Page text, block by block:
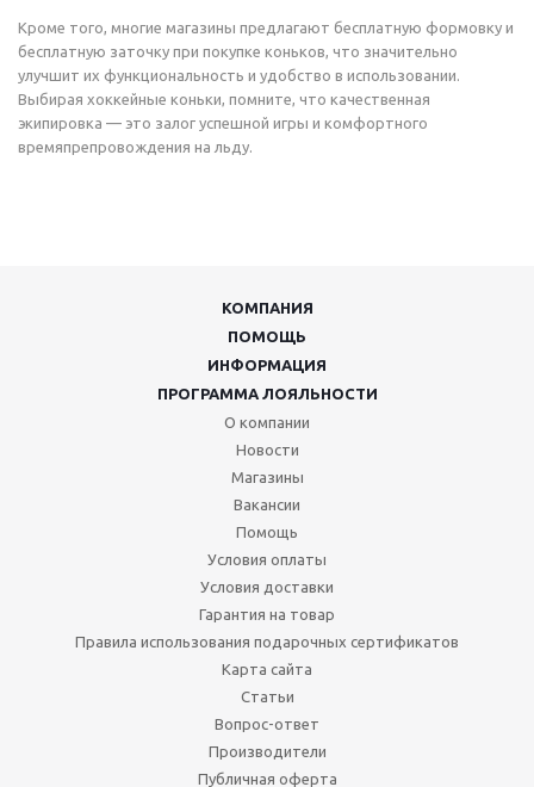
Кроме того, многие магазины предлагают бесплатную формовку и
бесплатную заточку при покупке коньков, что значительно
улучшит их функциональность и удобство в использовании.
Выбирая хоккейные коньки, помните, что качественная
экипировка — это залог успешной игры и комфортного
времяпрепровождения на льду.
КОМПАНИЯ
ПОМОЩЬ
ИНФОРМАЦИЯ
ПРОГРАММА ЛОЯЛЬНОСТИ
О компании
Новости
Магазины
Вакансии
Помощь
Условия оплаты
Условия доставки
Гарантия на товар
Правила использования подарочных сертификатов
Карта сайта
Статьи
Вопрос-ответ
Производители
Публичная оферта